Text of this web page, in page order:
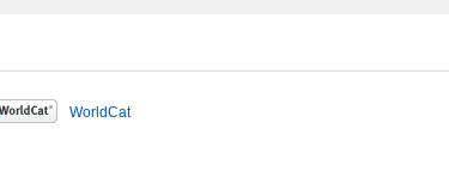
WorldCat